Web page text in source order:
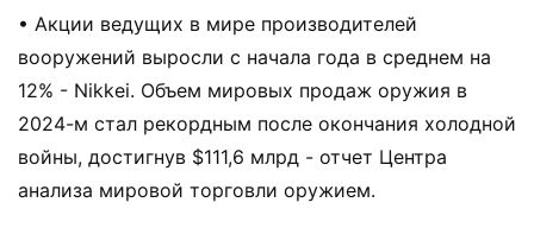
• Акции ведущих в мире производителей
вооружений выросли с начала года в среднем на
12% - Nikkei. Объем мировых продаж оружия в
2024-м стал рекордным после окончания холодной
войны, достигнув $111,6 млрд - отчет Центра
анализа мировой торговли оружием.